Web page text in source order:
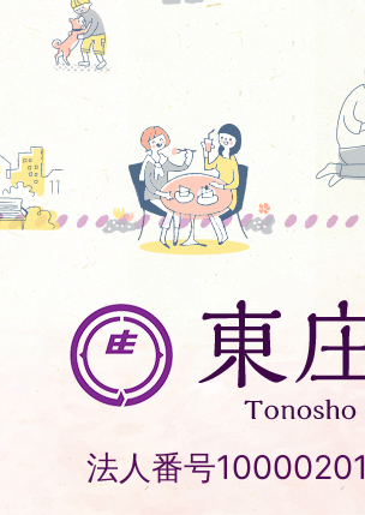
東
庄
町
Tonosho
Town
法人番号